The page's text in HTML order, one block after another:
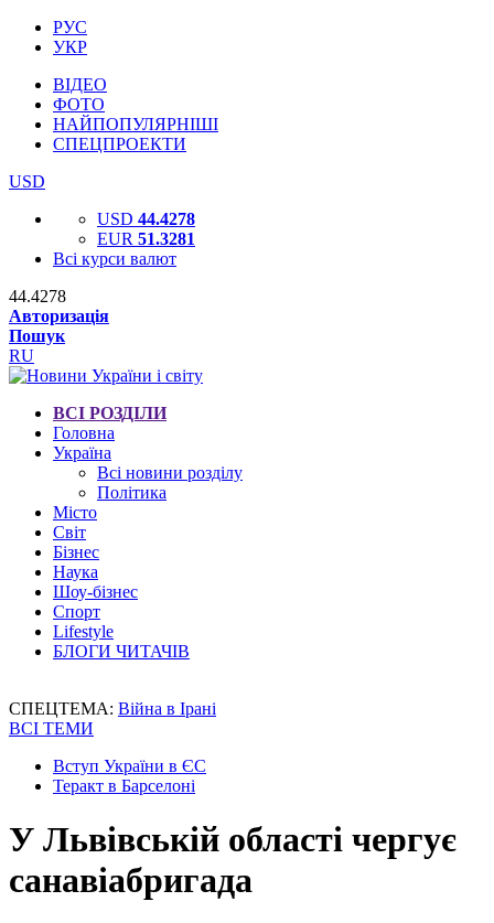
РУС
УКР
ВІДЕО
ФОТО
НАЙПОПУЛЯРНІШІ
СПЕЦПРОЕКТИ
USD
USD 44.4278
EUR 51.3281
Всі курси валют
44.4278
Авторизація
Пошук
RU
ВСІ РОЗДІЛИ
Головна
Україна
Всі новини розділу
Політика
Місто
Світ
Бізнес
Наука
Шоу-бізнес
Спорт
Lifestyle
БЛОГИ ЧИТАЧІВ
СПЕЦТЕМА: Війна в Ірані
ВСІ ТЕМИ
Вступ України в ЄС
Теракт в Барселоні
У Львівській області чергує
санавіабригада